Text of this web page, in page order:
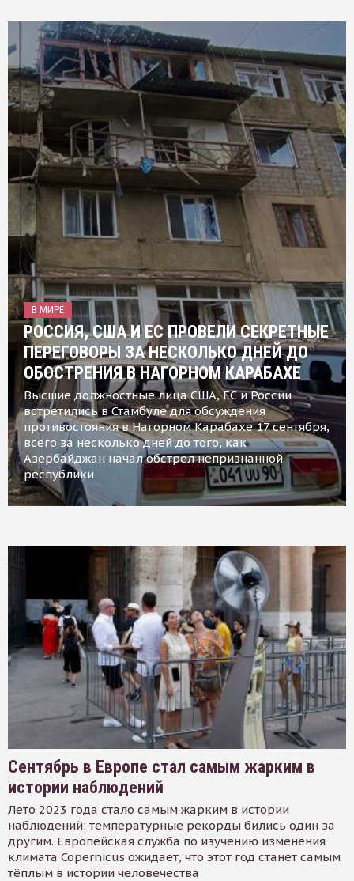
В МИРЕ
РОССИЯ, США И ЕС ПРОВЕЛИ СЕКРЕТНЫЕ
ПЕРЕГОВОРЫ ЗА НЕСКОЛЬКО ДНЕЙ ДО
ОБОСТРЕНИЯ В НАГОРНОМ КАРАБАХЕ
Высшие должностные лица США, ЕС и России
встретились в Стамбуле для обсуждения
противостояния в Нагорном Карабахе 17 сентября,
всего за несколько дней до того, как
Азербайджан начал обстрел непризнанной
республики
Сентябрь в Европе стал самым жарким в
истории наблюдений
Лето 2023 года стало самым жарким в истории
наблюдений: температурные рекорды бились один за
другим. Европейская служба по изучению изменения
климата Copernicus ожидает, что этот год станет самым
тёплым в истории человечества